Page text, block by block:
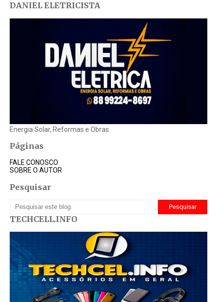
DANIEL ELETRICISTA
Energia Solar, Reformas e Obras
Páginas
FALE CONOSCO
SOBRE O AUTOR
Pesquisar
TECHCELL.INFO